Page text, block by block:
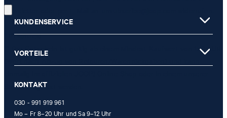
* Pflichtfeld
** Der Gutschein ist gültig ab einem Mindest-Kaufwert von 150 EUR
Stores eingelöst werden.
KUNDENSERVICE
VORTEILE
KONTAKT
030 - 991 919 961
Mo – Fr 8–20 Uhr und Sa 9–12 Uhr